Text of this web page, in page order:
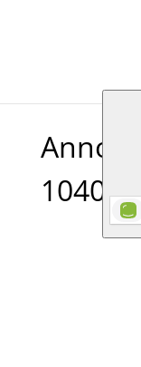
104018